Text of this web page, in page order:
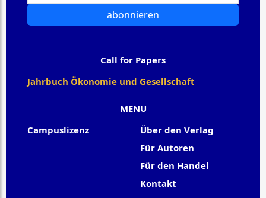
MENU
Campuslizenz
Über den Verlag
Für Autoren
Für den Handel
Kontakt
abonnieren
Call for Papers
Jahrbuch Ökonomie und Gesellschaft